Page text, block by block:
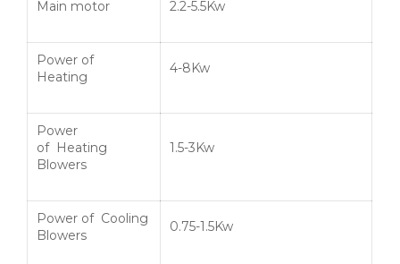
Main motor 2.2-5.5Kw
Power of
Heating
4-8Kw
Power
of Heating
Blowers
1.5-3Kw
Power of Cooling
Blowers
0.75-1.5Kw